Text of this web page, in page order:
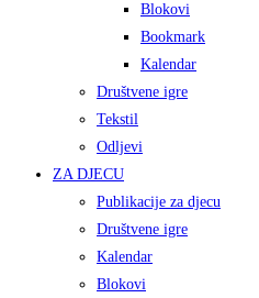
Blokovi
Bookmark
Kalendar
Društvene igre
Tekstil
Odljevi
ZA DJECU
Publikacije za djecu
Društvene igre
Kalendar
Blokovi